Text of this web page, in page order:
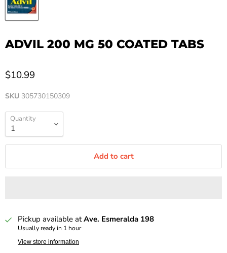
ADVIL 200 MG 50 COATED TABS
$10.99
SKU 305730150309
Quantity
Add to cart
Pickup available atAve. Esmeralda 198
Usually ready in 1 hour
View store information